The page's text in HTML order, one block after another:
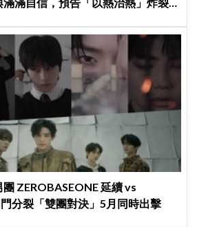
ZEROBASEONE 延續 vs
分裂「雙團對決」5月同時出擊